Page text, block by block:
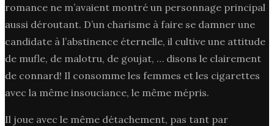
romance ne m’avaient montré un personnage principal
aussi déroutant. D’un charisme à faire se damner une
candidate à l’abstinence éternelle, il cultive une attitude
de mufle, de malotru, de goujat, … disons le clairement
de connard! Il consomme les femmes et les cigarettes
avec la même insouciance, le même mépris.
Il joue avec le même détachement, pas tant par